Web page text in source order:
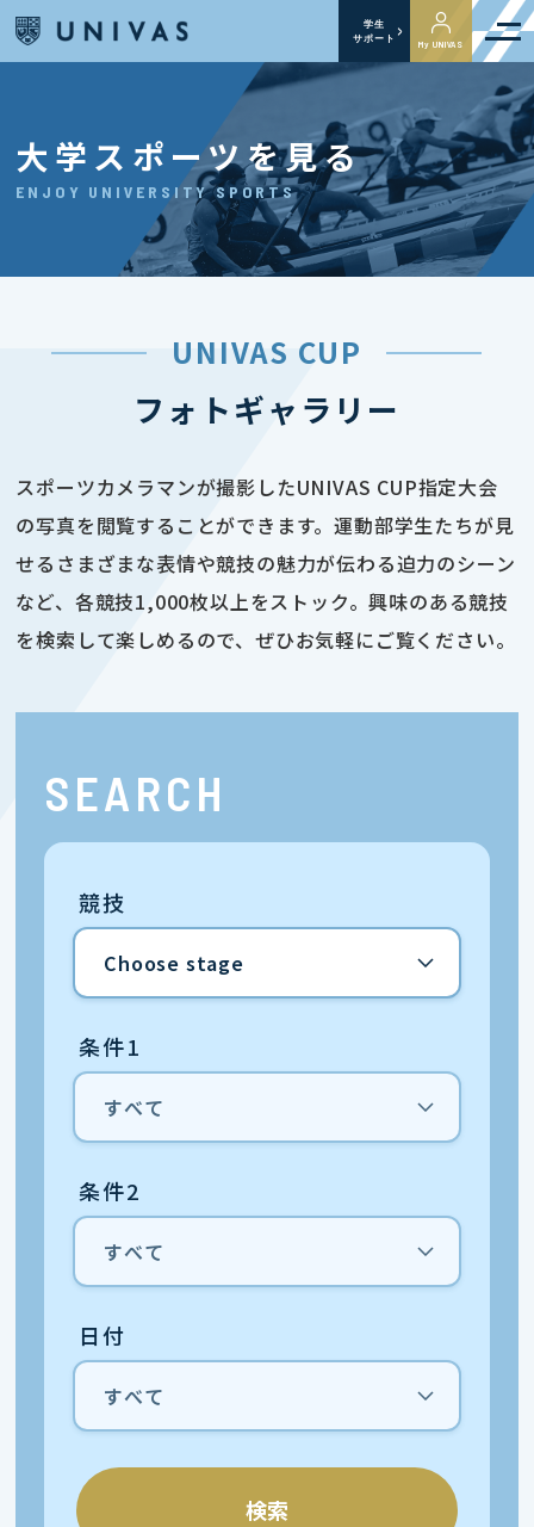
学生
サポート
My UNIVAS
大学スポーツを見る
ENJOY UNIVERSITY SPORTS
UNIVAS CUP
フォトギャラリー
スポーツカメラマンが撮影したUNIVAS CUP指定大会
の写真を閲覧することができます。運動部学生たちが見
せるさまざまな表情や競技の魅力が伝わる迫力のシーン
など、各競技1,000枚以上をストック。興味のある競技
を検索して楽しめるので、ぜひお気軽にご覧ください。
SEARCH
競技
条件1
条件2
日付
検索